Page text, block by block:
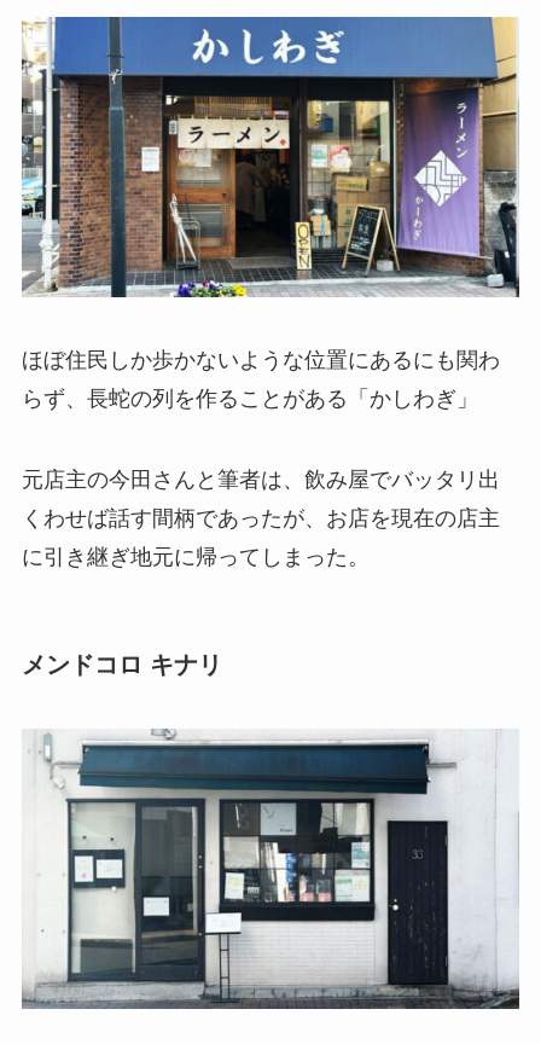
ほぼ住民しか歩かないような位置にあるにも関わ
らず、長蛇の列を作ることがある「かしわぎ」
元店主の今田さんと筆者は、飲み屋でバッタリ出
くわせば話す間柄であったが、お店を現在の店主
に引き継ぎ地元に帰ってしまった。
メンドコロ キナリ